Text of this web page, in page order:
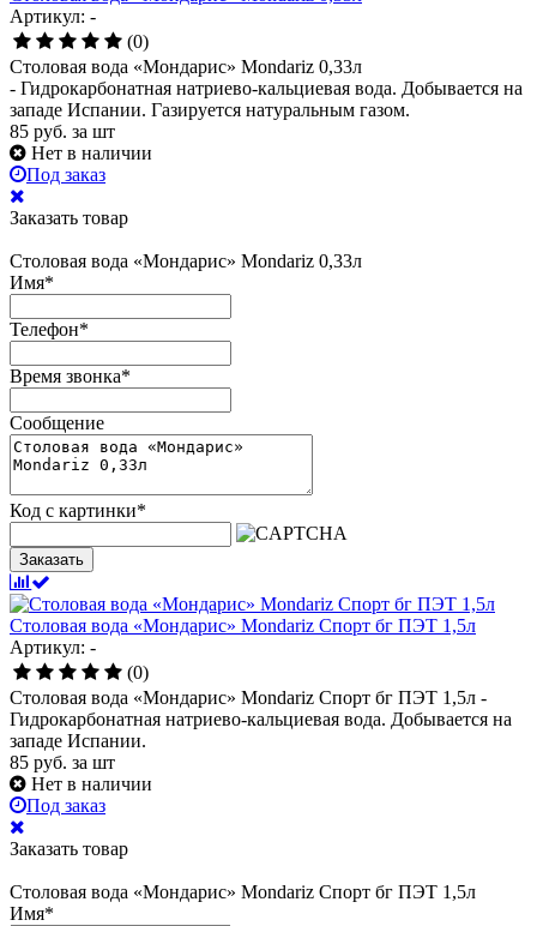
Артикул: -
(0)
Столовая вода «Мондарис» Mondariz 0,33л
- Гидрокарбонатная натриево-кальциевая вода. Добывается на
западе Испании. Газируется натуральным газом.
85 руб. за шт
Нет в наличии
Под заказ
Заказать товар
Столовая вода «Мондарис» Mondariz 0,33л
Имя*
Телефон*
Время звонка*
Сообщение
Код с картинки*
Заказать
Столовая вода «Мондарис» Mondariz Спорт бг ПЭТ 1,5л
Артикул: -
(0)
Столовая вода «Мондарис» Mondariz Спорт бг ПЭТ 1,5л -
Гидрокарбонатная натриево-кальциевая вода. Добывается на
западе Испании.
85 руб. за шт
Нет в наличии
Под заказ
Заказать товар
Столовая вода «Мондарис» Mondariz Спорт бг ПЭТ 1,5л
Имя*